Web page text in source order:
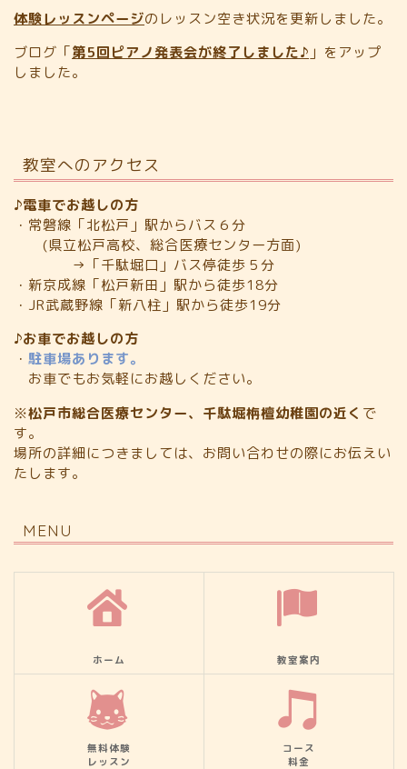
体験レッスンページのレッスン空き状況を更新しました。
ブログ「第5回ピアノ発表会が終了しました♪ 」をアップ
しました。
教室へのアクセス
♪電車でお越しの方
・常磐線「北松戸」駅からバス６分
(県立松戸高校、総合医療センター方面)
→「千駄堀口」バス停徒歩５分
・新京成線「松戸新田」駅から徒歩18分
・JR武蔵野線「新八柱」駅から徒歩19分
♪お車でお越しの方
・ 駐車場あります。
お車でもお気軽にお越しください。
※松戸市総合医療センター、千駄堀栴檀幼稚園の近く で
す。
場所の詳細につきましては、お問い合わせの際にお伝えい
たします。
MENU
ホーム 教室案内
無料体験
レッスン
コース
料金